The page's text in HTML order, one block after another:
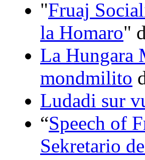
"Fruaj
la Homaro"
La Hungara
mondmilito
Ludadi sur
“Speech of
Sekretario